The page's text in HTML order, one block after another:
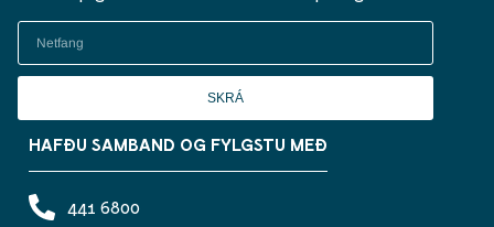
SKRÁ
HAFÐU SAMBAND OG FYLGSTU MEÐ
441 6800